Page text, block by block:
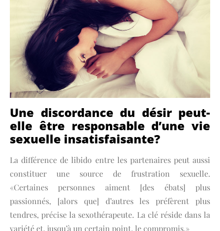
Une discordance du désir peut-
elle être responsable d’une vie
sexuelle insatisfaisante?
La différence de libido entre les partenaires peut aussi
constituer une source de frustration sexuelle.
«Certaines personnes aiment [des ébats] plus
passionnés, [alors que] d’autres les préfèrent plus
tendres, précise la sexothérapeute. La clé réside dans la
variété et, jusqu’à un certain point, le compromis.»